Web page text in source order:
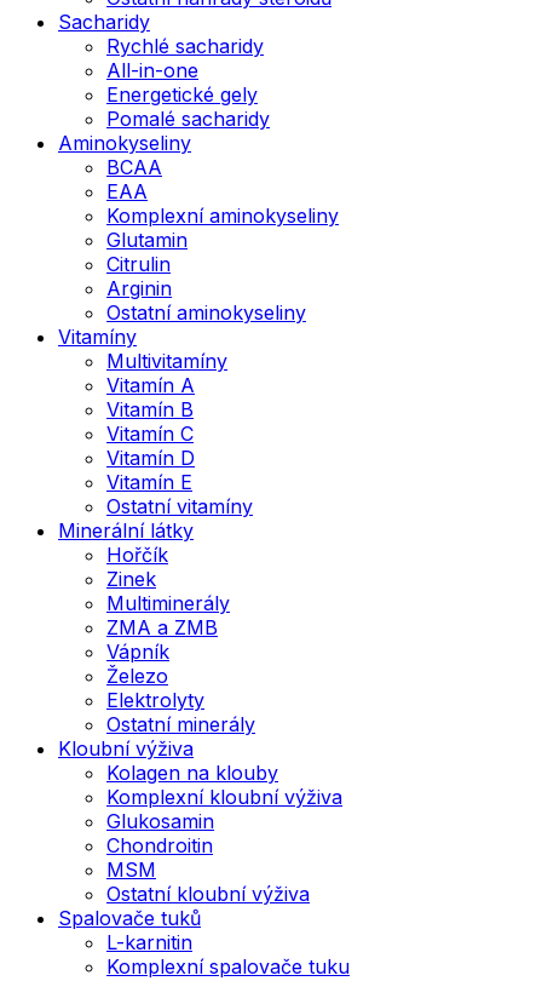
Sacharidy
Rychlé sacharidy
All-in-one
Energetické gely
Pomalé sacharidy
Aminokyseliny
BCAA
EAA
Komplexní aminokyseliny
Glutamin
Citrulin
Arginin
Ostatní aminokyseliny
Vitamíny
Multivitamíny
Vitamín A
Vitamín B
Vitamín C
Vitamín D
Vitamín E
Ostatní vitamíny
Minerální látky
Hořčík
Zinek
Multiminerály
ZMA a ZMB
Vápník
Železo
Elektrolyty
Ostatní minerály
Kloubní výživa
Kolagen na klouby
Komplexní kloubní výživa
Glukosamin
Chondroitin
MSM
Ostatní kloubní výživa
Spalovače tuků
L-karnitin
Komplexní spalovače tuku